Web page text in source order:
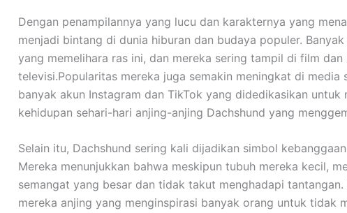
Dengan penampilannya yang lucu dan karakternya yang
menjadi bintang di dunia hiburan dan budaya populer.
yang memelihara ras ini, dan mereka sering tampil di film dan
televisi.Popularitas mereka juga semakin meningkat di media
banyak akun Instagram dan TikTok yang didedikasikan untuk
kehidupan sehari-hari anjing-anjing Dachshund yang
Selain itu, Dachshund sering kali dijadikan simbol
Mereka menunjukkan bahwa meskipun tubuh mereka kecil,
semangat yang besar dan tidak takut menghadapi tantangan.
mereka anjing yang menginspirasi banyak orang untuk tidak